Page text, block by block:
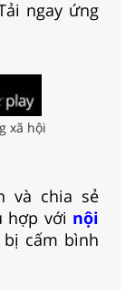
ngay ứng
xã hội
và chia sẻ
hợp với nội
cấm bình